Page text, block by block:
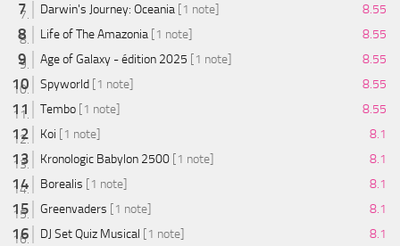
Darwin's Journey: Oceania [1 note]
8.55
Life of The Amazonia [1 note]
8.55
Age of Galaxy - édition 2025 [1 note]
8.55
Spyworld [1 note]
8.55
Tembo [1 note]
8.55
Koi [1 note]
8.1
Kronologic Babylon 2500 [1 note]
8.1
Borealis [1 note]
8.1
Greenvaders [1 note]
8.1
DJ Set Quiz Musical [1 note]
8.1